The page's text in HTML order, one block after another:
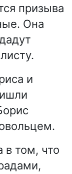
призыва
Она
и
в том, что